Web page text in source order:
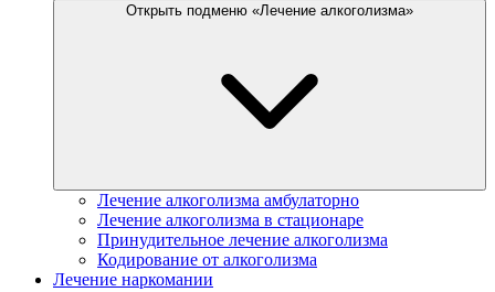
Открыть подменю «Лечение алкоголизма»
Лечение алкоголизма амбулаторно
Лечение алкоголизма в стационаре
Принудительное лечение алкоголизма
Кодирование от алкоголизма
Лечение наркомании